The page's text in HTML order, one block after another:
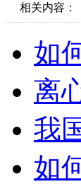
相关内容：
如
离
我
如